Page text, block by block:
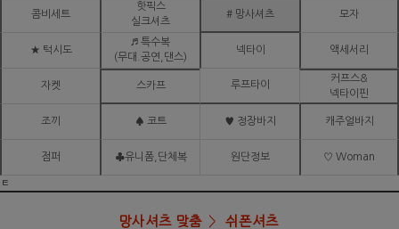
콤비세트
핫픽스
실크셔츠
# 망사셔츠 모자
★ 턱시도
♬ 특수복
(무대.공연,댄스)
넥타이 액세서리
자켓 스카프 루프타이
커프스&
넥타이핀
조끼 ♠ 코트 ♥ 정장바지 캐주얼바지
점퍼 ♣유니폼,단체복 원단정보 ♡ Woman
ㅌ
망사셔츠 맞춤 쉬폰셔츠